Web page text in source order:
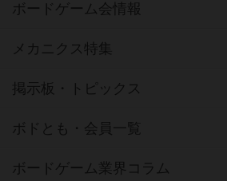
ボードゲーム会情報
メカニクス特集
掲示板・トピックス
ボドとも・会員一覧
ボードゲーム業界コラム